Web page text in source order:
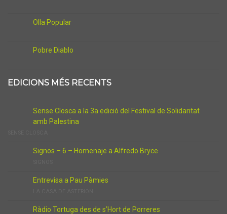
Olla Popular
Pobre Diablo
EDICIONS MÉS RECENTS
Sense Closca a la 3a edició del Festival de Solidaritat
amb Palestina
Signos – 6 – Homenaje a Alfredo Bryce
Entrevisa a Pau Pàmies
Ràdio Tortuga des de s’Hort de Porreres